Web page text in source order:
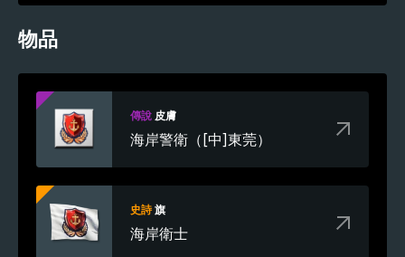
物品
傳說 皮膚
海岸警衛（[中]東莞）
史詩 旗
海岸衛士